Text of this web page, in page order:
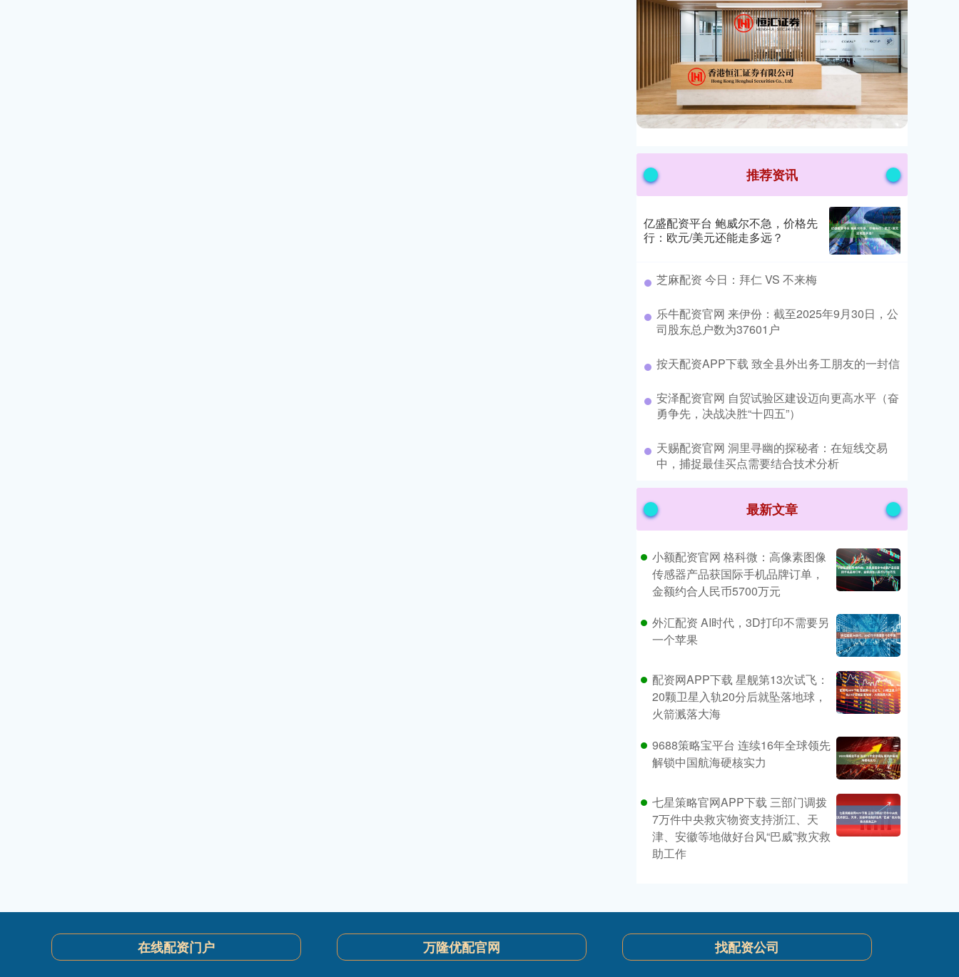
推荐资讯
亿盛配资平台 鲍威尔不急，价格先
行：欧元/美元还能走多远？
​芝麻配资 今日：拜仁 VS 不来梅
​乐牛配资官网 来伊份：截至2025年9月30日，公
司股东总户数为37601户
​按天配资APP下载 致全县外出务工朋友的一封信
​安泽配资官网 自贸试验区建设迈向更高水平（奋
勇争先，决战决胜“十四五”）
​天赐配资官网 洞里寻幽的探秘者：在短线交易
中，捕捉最佳买点需要结合技术分析
最新文章
小额配资官网 格科微：高像素图像
传感器产品获国际手机品牌订单，
金额约合人民币5700万元
外汇配资 AI时代，3D打印不需要另
一个苹果
配资网APP下载 星舰第13次试飞：
20颗卫星入轨20分后就坠落地球，
火箭溅落大海
9688策略宝平台 连续16年全球领先
解锁中国航海硬核实力
七星策略官网APP下载 三部门调拨
7万件中央救灾物资支持浙江、天
津、安徽等地做好台风“巴威”救灾救
助工作
在线配资门户 万隆优配官网 找配资公司